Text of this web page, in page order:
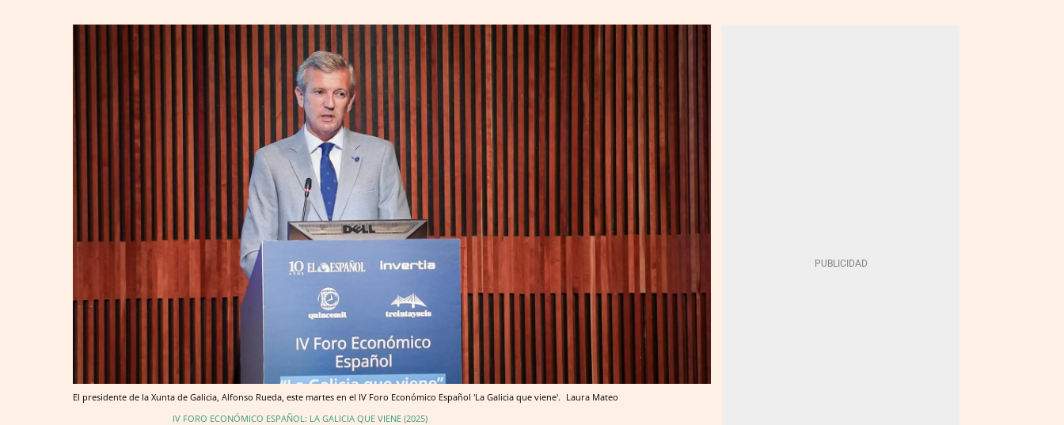
El presidente de la Xunta de Galicia, Alfonso Rueda, este martes en el IV Foro Económico Español 'La Galicia que viene'. Laura Mateo
IV FORO ECONÓMICO ESPAÑOL: LA GALICIA QUE VIENE (2025)